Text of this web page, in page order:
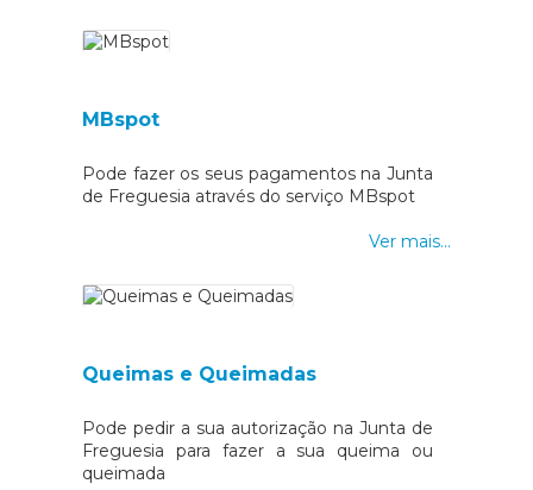
MBspot
Pode fazer os seus pagamentos na Junta
de Freguesia através do serviço MBspot
Ver mais...
Queimas e Queimadas
Pode pedir a sua autorização na Junta de
Freguesia para fazer a sua queima ou
queimada